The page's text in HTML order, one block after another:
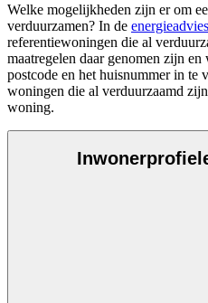
Welke mogelijkheden zijn er om
verduurzamen? In de
referentiewoningen die al
maatregelen daar genomen zijn
postcode en het huisnummer in te
woningen die al verduurzaamd
woning.